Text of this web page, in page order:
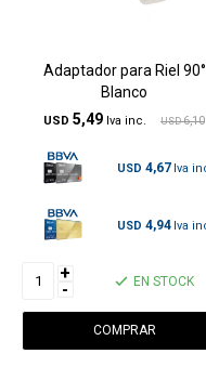
Adaptador para Riel 90°
Blanco
USD 5,49 USD 6,10
USD 4,67
USD 4,94
+
- EN STOCK